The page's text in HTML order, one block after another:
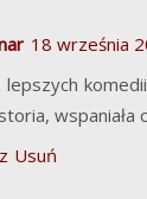
18 września
Usuń